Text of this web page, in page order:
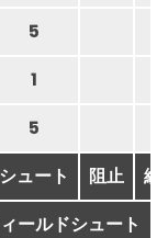
5
1
5
シュート 阻止 総
ールドシュート